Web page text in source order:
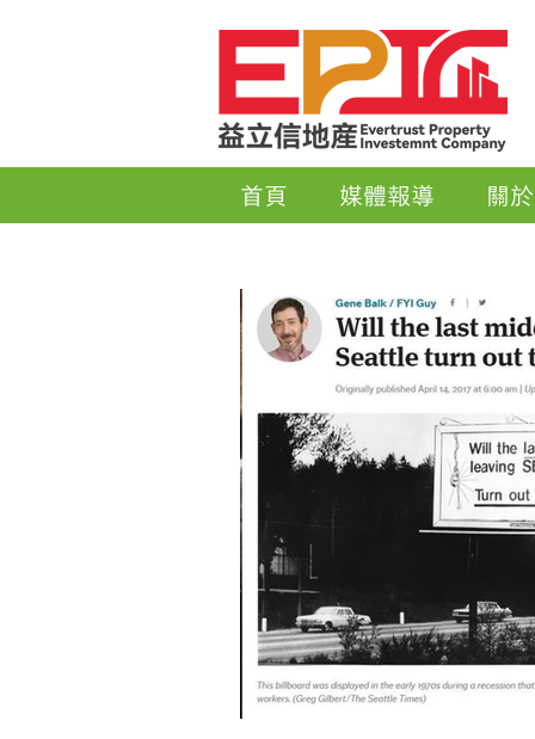
首頁 媒體報導 關